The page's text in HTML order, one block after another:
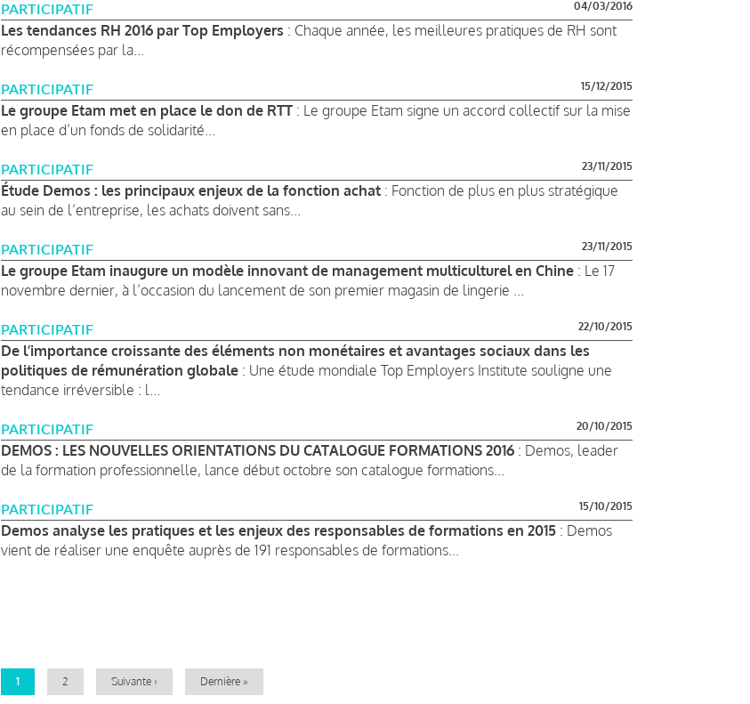
PARTICIPATIF 04/03/2016
Les tendances RH 2016 par Top Employers : Chaque année, les meilleures pratiques de RH sont
récompensées par la...
PARTICIPATIF 15/12/2015
Le groupe Etam met en place le don de RTT : Le groupe Etam signe un accord collectif sur la mise
en place d’un fonds de solidarité...
PARTICIPATIF 23/11/2015
Étude Demos : les principaux enjeux de la fonction achat : Fonction de plus en plus stratégique
au sein de l’entreprise, les achats doivent sans...
PARTICIPATIF 23/11/2015
Le groupe Etam inaugure un modèle innovant de management multiculturel en Chine : Le 17
novembre dernier, à l’occasion du lancement de son premier magasin de lingerie ...
PARTICIPATIF 22/10/2015
De l’importance croissante des éléments non monétaires et avantages sociaux dans les
politiques de rémunération globale : Une étude mondiale Top Employers Institute souligne une
tendance irréversible : l...
PARTICIPATIF 20/10/2015
DEMOS : LES NOUVELLES ORIENTATIONS DU CATALOGUE FORMATIONS 2016 : Demos, leader
de la formation professionnelle, lance début octobre son catalogue formations...
PARTICIPATIF 15/10/2015
Demos analyse les pratiques et les enjeux des responsables de formations en 2015 : Demos
vient de réaliser une enquête auprès de 191 responsables de formations...
Page
1 Page
2
Page
Suivante ›
Dernière
Dernière »